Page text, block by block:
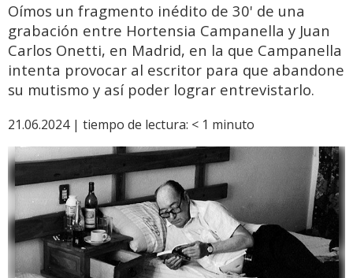
Oímos un fragmento inédito de 30' de una
grabación entre Hortensia Campanella y Juan
Carlos Onetti, en Madrid, en la que Campanella
intenta provocar al escritor para que abandone
su mutismo y así poder lograr entrevistarlo.
21.06.2024 | tiempo de lectura: < 1 minuto